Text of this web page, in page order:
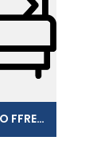
MANIJEAN BRUNO FFRENCH INNOV